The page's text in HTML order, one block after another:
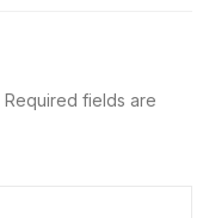
Required fields are